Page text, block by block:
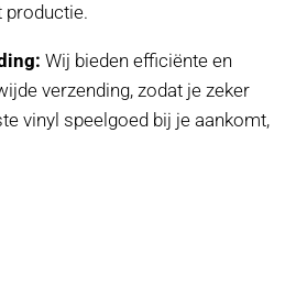
productie.
Wij bieden efficiënte en
verzending, zodat je zeker
vinyl speelgoed bij je aankomt,